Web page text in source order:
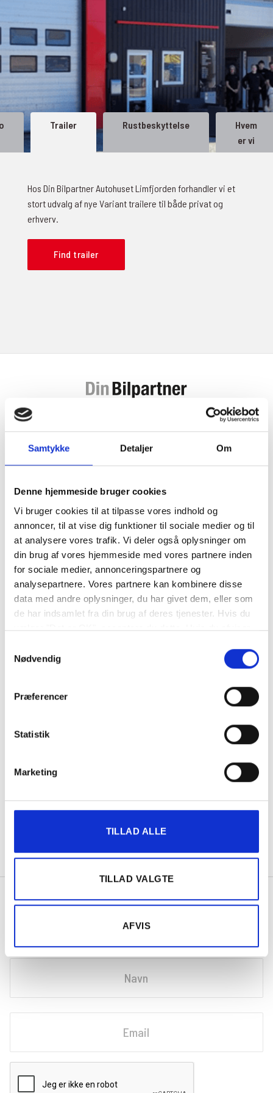
Samtykke Detaljer Om
Denne hjemmeside bruger cookies
Vi bruger cookies til at tilpasse vores indhold og
annoncer, til at vise dig funktioner til sociale medier og til
at analysere vores trafik. Vi deler også oplysninger om
din brug af vores hjemmeside med vores partnere inden
for sociale medier, annonceringspartnere og
analysepartnere. Vores partnere kan kombinere disse
data med andre oplysninger, du har givet dem, eller som
de har indsamlet fra din brug af deres tjenester. Hvis du
vælger "Det er OK", acceptere du dette. Hvis du afviser
"indstil præferencer" for at administrere dine
Nødvendig
Præferencer
Statistik
Marketing
TILLAD ALLE
TILLAD VALGTE
AFVIS
Trailer Rustbeskyttelse
Hvem
er vi
Hos Din Bilpartner Autohuset Limfjorden forhandler vi et
stort udvalg af nye Variant trailere til både privat og
erhverv.
Find trailer
Din Bilpartner er en landsdækkende kæde af mere end 140 frie
værksteder. Etableret i 1985 af Dansk Bilbrancheråd, tidligere CAD.
Det betyder mere end 40 års erfaring i at servicere og reparere
Din Bilpartner støtter
Tilmeld nyhedsbrev